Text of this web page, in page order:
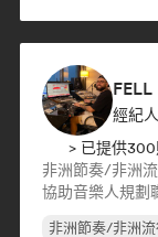
FELL
經紀人
> 已提供
非洲節奏/非洲
協助音樂人規劃
非洲節奏/非洲